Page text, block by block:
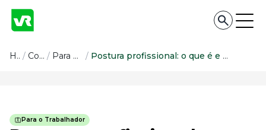
Conteúdo
Todas as categorias
Confira nossos conteúdos
Home / Conteúdo / Para o Trabalhador / Postura profissional: o que é e como ter uma boa imagem no mercado de trabalho
Para o Trabalhador